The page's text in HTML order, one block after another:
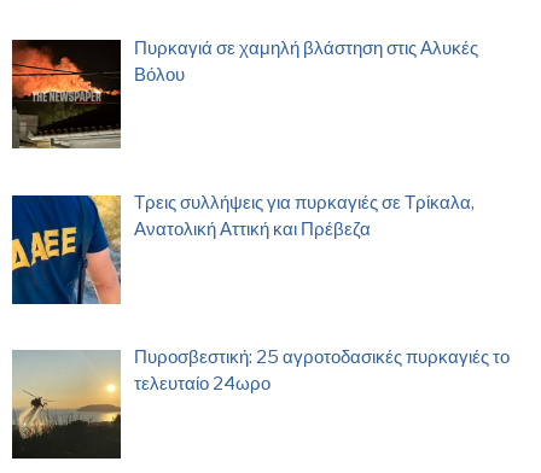
Πυρκαγιά σε χαμηλή βλάστηση στις Αλυκές
Βόλου
Τρεις συλλήψεις για πυρκαγιές σε Τρίκαλα,
Ανατολική Αττική και Πρέβεζα
Πυροσβεστική: 25 αγροτοδασικές πυρκαγιές το
τελευταίο 24ωρο